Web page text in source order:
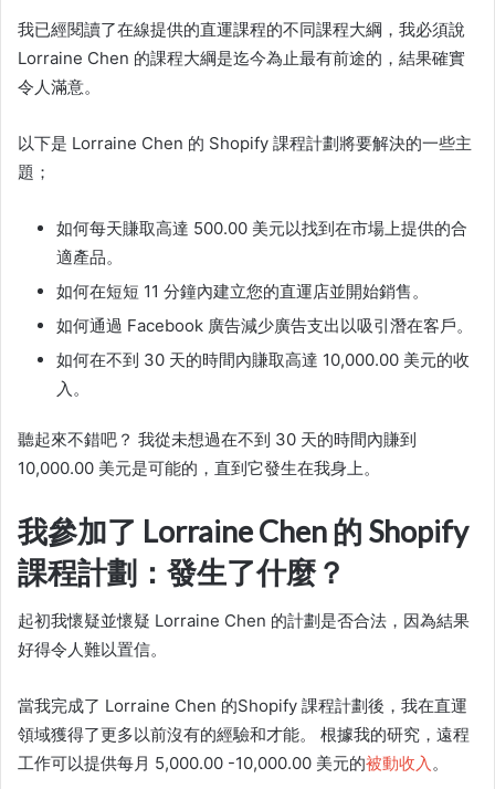
我已經閱讀了在線提供的直運課程的不同課程大綱，我必須說
Lorraine Chen 的課程大綱是迄今為止最有前途的，結果確實
令人滿意。
以下是 Lorraine Chen 的 Shopify 課程計劃將要解決的一些主
題；
如何每天賺取高達 500.00 美元以找到在市場上提供的合
適產品。
如何在短短 11 分鐘內建立您的直運店並開始銷售。
如何通過 Facebook 廣告減少廣告支出以吸引潛在客戶。
如何在不到 30 天的時間內賺取高達 10,000.00 美元的收
入。
聽起來不錯吧？ 我從未想過在不到 30 天的時間內賺到
10,000.00 美元是可能的，直到它發生在我身上。
我參加了 Lorraine Chen 的 Shopify
課程計劃：發生了什麼？
起初我懷疑並懷疑 Lorraine Chen 的計劃是否合法，因為結果
好得令人難以置信。
當我完成了 Lorraine Chen 的Shopify 課程計劃後，我在直運
領域獲得了更多以前沒有的經驗和才能。 根據我的研究，遠程
工作可以提供每月 5,000.00 -10,000.00 美元的被動收入。